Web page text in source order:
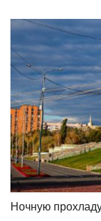
Ночную